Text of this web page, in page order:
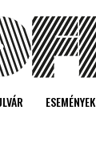
ESEMÉNYEK